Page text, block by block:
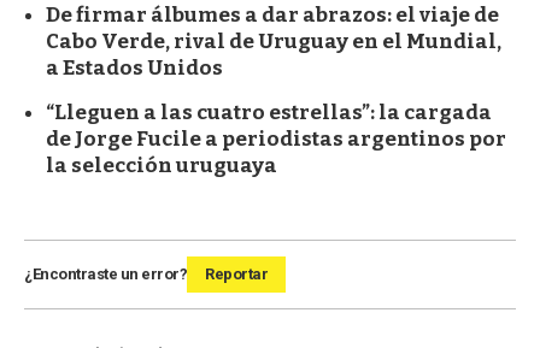
De firmar álbumes a dar abrazos: el viaje de
Cabo Verde, rival de Uruguay en el Mundial,
a Estados Unidos
“Lleguen a las cuatro estrellas”: la cargada
de Jorge Fucile a periodistas argentinos por
la selección uruguaya
¿Encontraste un error? Reportar